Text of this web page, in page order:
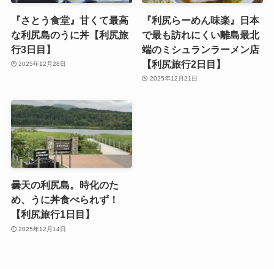
『さとう食堂』甘くて最高
な利尻島のうに丼【利尻旅
行3日目】
2025年12月28日
『利尻らーめん味楽』日本
で最も訪れにくい離島最北
端のミシュランラーメン店
【利尻旅行2日目】
2025年12月21日
曇天の利尻島。時化のた
め、うに丼食べられず！
【利尻旅行1日目】
2025年12月14日